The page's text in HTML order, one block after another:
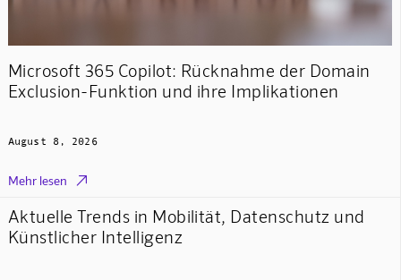
Microsoft 365 Copilot: Rücknahme der Domain
Exclusion-Funktion und ihre Implikationen
August 8, 2026
Mehr lesen 
Aktuelle Trends in Mobilität, Datenschutz und
Künstlicher Intelligenz